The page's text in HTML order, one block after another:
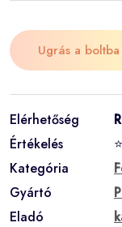
Ugrás a boltba
Elérhetőség
Értékelés
Kategória
Gyártó
Eladó